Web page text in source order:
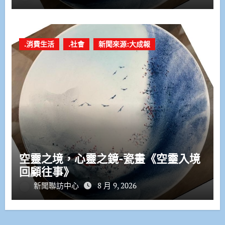
.消費生活 .社會 新聞來源:大成報
空靈之境，心靈之鏡-瓷畫《空𩆜入境
回顧往事》
新聞聯訪中心 8 月 9, 2026